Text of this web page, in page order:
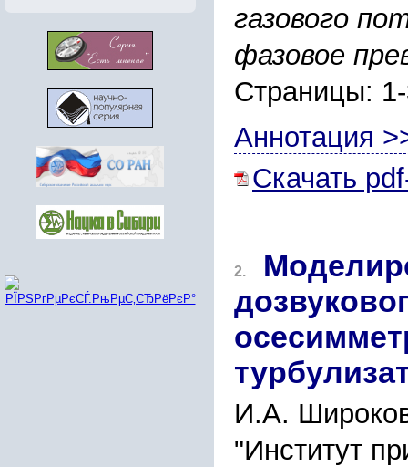
газового
фазовое
Страницы:
Аннотация
Скачать
2.
И.А.
"Институт